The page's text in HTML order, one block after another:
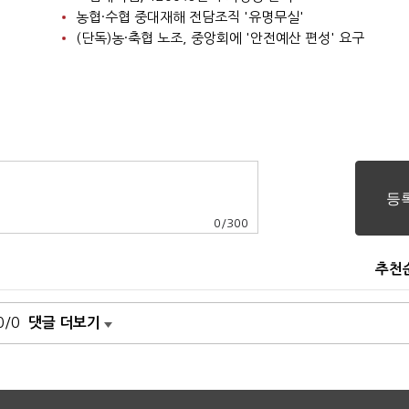
농협·수협 중대재해 전담조직 '유명무실'
(단독)농·축협 노조, 중앙회에 '안전예산 편성' 요구
0 /300
추천
0 댓글 더보기